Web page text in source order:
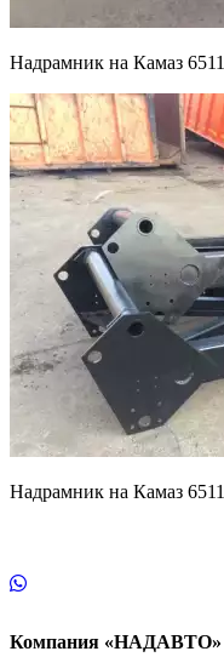
Надрамник на Камаз
Надрамник на Камаз
Компания